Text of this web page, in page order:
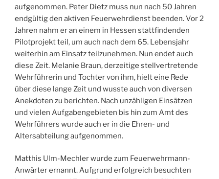
aufgenommen. Peter Dietz muss nun nach 50 Jahren
endgültig den aktiven Feuerwehrdienst beenden. Vor 2
Jahren nahm er an einem in Hessen stattfindenden
Pilotprojekt teil, um auch nach dem 65. Lebensjahr
weiterhin am Einsatz teilzunehmen. Nun endet auch
diese Zeit. Melanie Braun, derzeitige stellvertretende
Wehrführerin und Tochter von ihm, hielt eine Rede
über diese lange Zeit und wusste auch von diversen
Anekdoten zu berichten. Nach unzähligen Einsätzen
und vielen Aufgabengebieten bis hin zum Amt des
Wehrführers wurde auch er in die Ehren- und
Altersabteilung aufgenommen.
Matthis Ulm-Mechler wurde zum Feuerwehrmann-
Anwärter ernannt. Aufgrund erfolgreich besuchten